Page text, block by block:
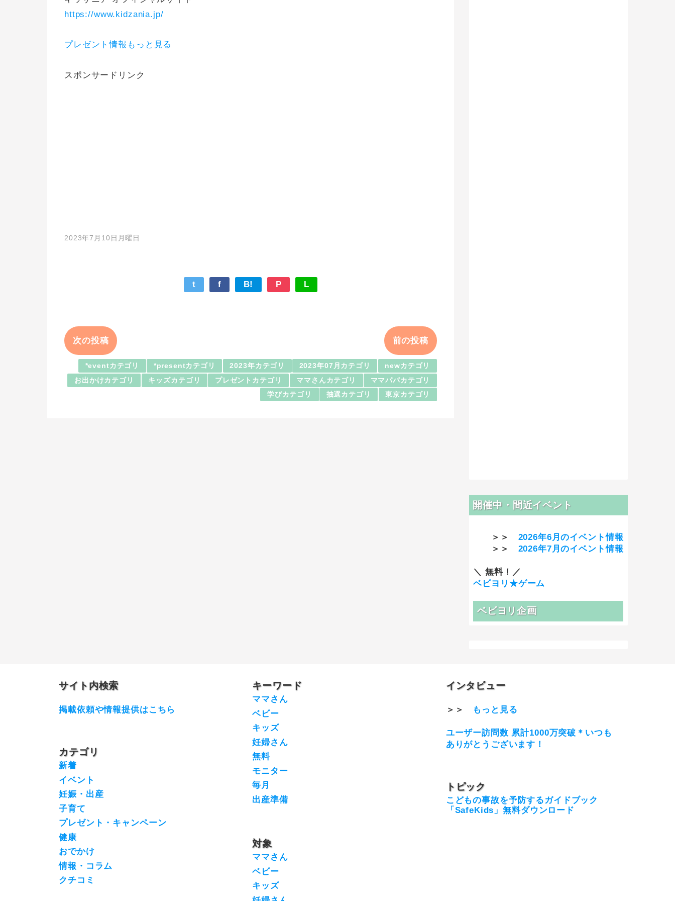
https://www.kidzania.jp/
プレゼント情報もっと見る
スポンサードリンク
2023年7月10日月曜日
t f B! P L
次の投稿 前の投稿
*eventカテゴリ *presentカテゴリ 2023年カテゴリ 2023年07月カテゴリ
newカテゴリ
お出かけカテゴリ
キッズカテゴリ プレゼントカテゴリ ママさんカテゴリ
ママパパカテゴリ
学びカテゴリ
抽選カテゴリ 東京カテゴリ
開催中・間近イベント
＞＞ 2026年6月のイベント情報
＞＞ 2026年7月のイベント情報
＼ 無料！／
ベビヨリ★ゲーム
ベビヨリ企画
サイト内検索
掲載依頼や情報提供はこちら
カテゴリ
新着
イベント
妊娠・出産
子育て
プレゼント・キャンペーン
健康
おでかけ
情報・コラム
クチコミ
キーワード
ママさん
ベビー
キッズ
妊婦さん
無料
モニター
毎月
出産準備
対象
ママさん
ベビー
キッズ
インタビュー
＞＞ もっと見る
ユーザー訪問数 累計1000万突破＊いつも
ありがとうございます！
トピック
こどもの事故を予防するガイドブック
「SafeKids」無料ダウンロード